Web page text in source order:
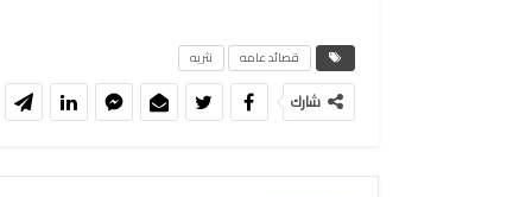
قصائد عامه نثريه
شارك